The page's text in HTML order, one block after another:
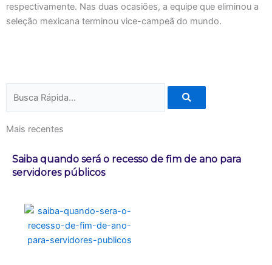
respectivamente. Nas duas ocasiões, a equipe que eliminou a
seleção mexicana terminou vice-campeã do mundo.
Mais recentes
Saiba quando será o recesso de fim de ano para
servidores públicos